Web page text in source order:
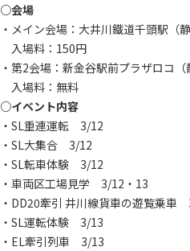
○会場
・メイン会場：大井川鐵道千頭駅（
入場料：150円
・第2会場：新金谷駅前プラザロコ（
入場料：無料
○イベント内容
・SL重連運転 3/12
・SL大集合 3/12
・SL転車体験 3/12
・車両区工場見学 3/12・13
・DD20牽引 井川線貨車の遊覧乗車
・SL運転体験 3/13
・EL牽引列車 3/13